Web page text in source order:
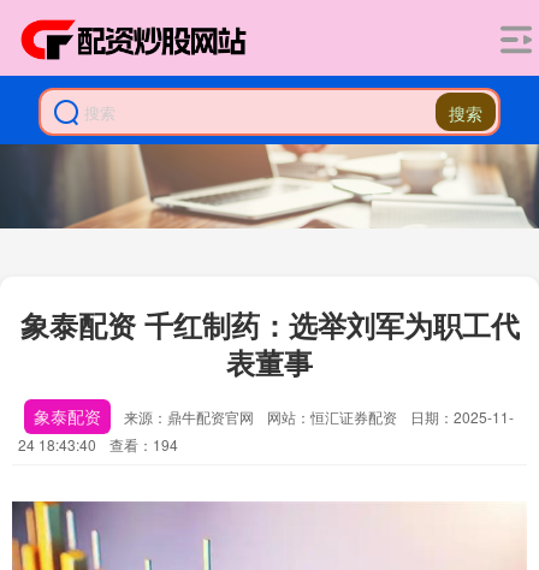
搜索
象泰配资 千红制药：选举刘军为职工代
表董事
象泰配资 来源：鼎牛配资官网 网站：恒汇证券配资
日期：2025-11-
24 18:43:40
查看：194